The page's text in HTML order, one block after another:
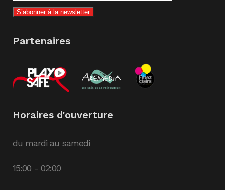
Partenaires
Horaires d'ouverture
du mardi au samedi
15:00 - 02:00